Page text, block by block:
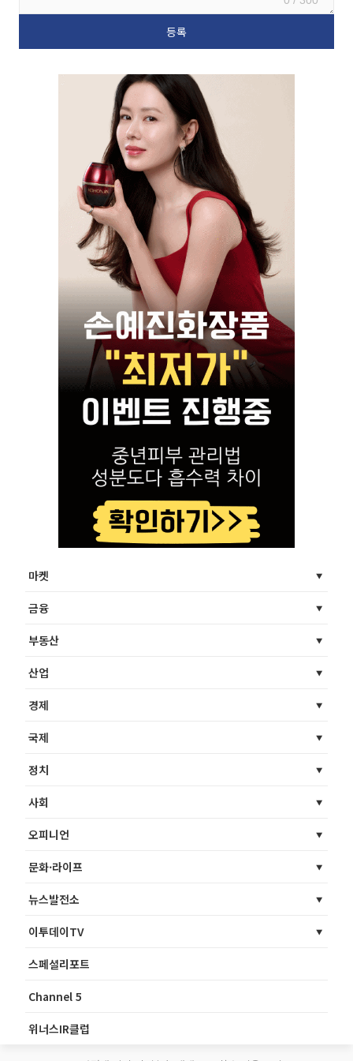
마켓
금융
부동산
산업
경제
국제
정치
사회
오피니언
문화·라이프
뉴스발전소
이투데이TV
스페셜리포트
Channel 5
위너스IR클럽